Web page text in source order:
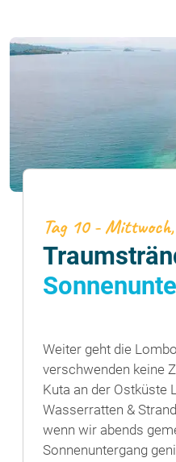
Tag 10 -
Weiter geht die
verschwenden keine
Kuta an der Ostküste
Wasserratten &
wenn wir abends
Sonnenuntergang